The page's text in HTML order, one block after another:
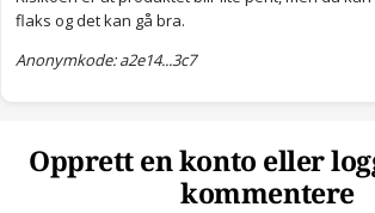
flaks og det kan gå bra.
Anonymkode: a2e14...3c7
Opprett en konto eller
kommentere